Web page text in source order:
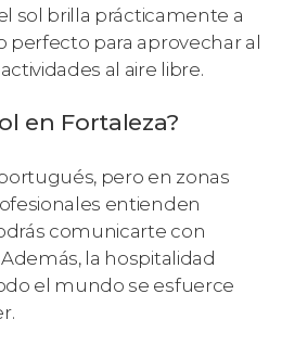
sol brilla prácticamente a
perfecto para aprovechar al
al aire libre.
en Fortaleza?
pero en zonas
entienden
comunicarte con
la hospitalidad
el mundo se esfuerce